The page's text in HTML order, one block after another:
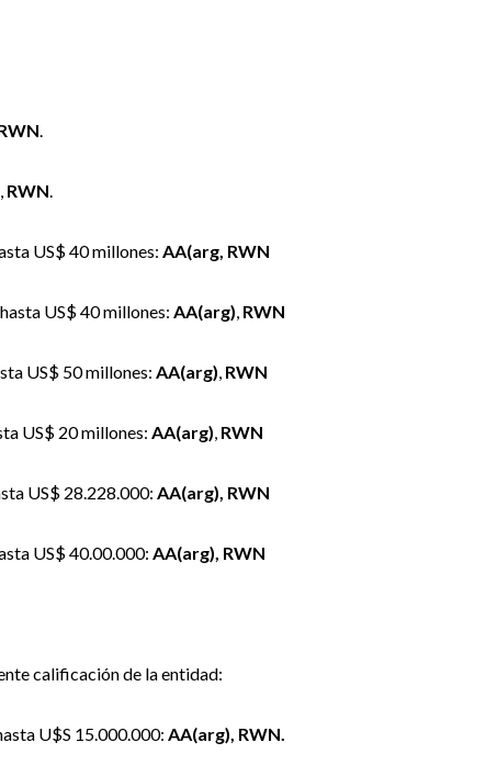
.
, RWN.
US$ 40 millones: AA(arg, RWN
US$ 40 millones: AA(arg), RWN
US$ 50 millones: AA(arg), RWN
US$ 20 millones: AA(arg), RWN
US$ 28.228.000: AA(arg), RWN
US$ 40.00.000: AA(arg), RWN
calificación de la entidad:
U$S 15.000.000: AA(arg), RWN.